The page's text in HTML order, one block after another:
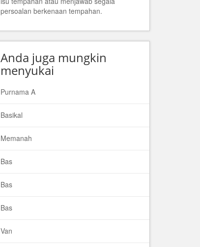
persoalan berkenaan tempahan.
Anda juga mungkin
menyukai
Purnama A
Basikal
Memanah
Bas
Bas
Bas
Van